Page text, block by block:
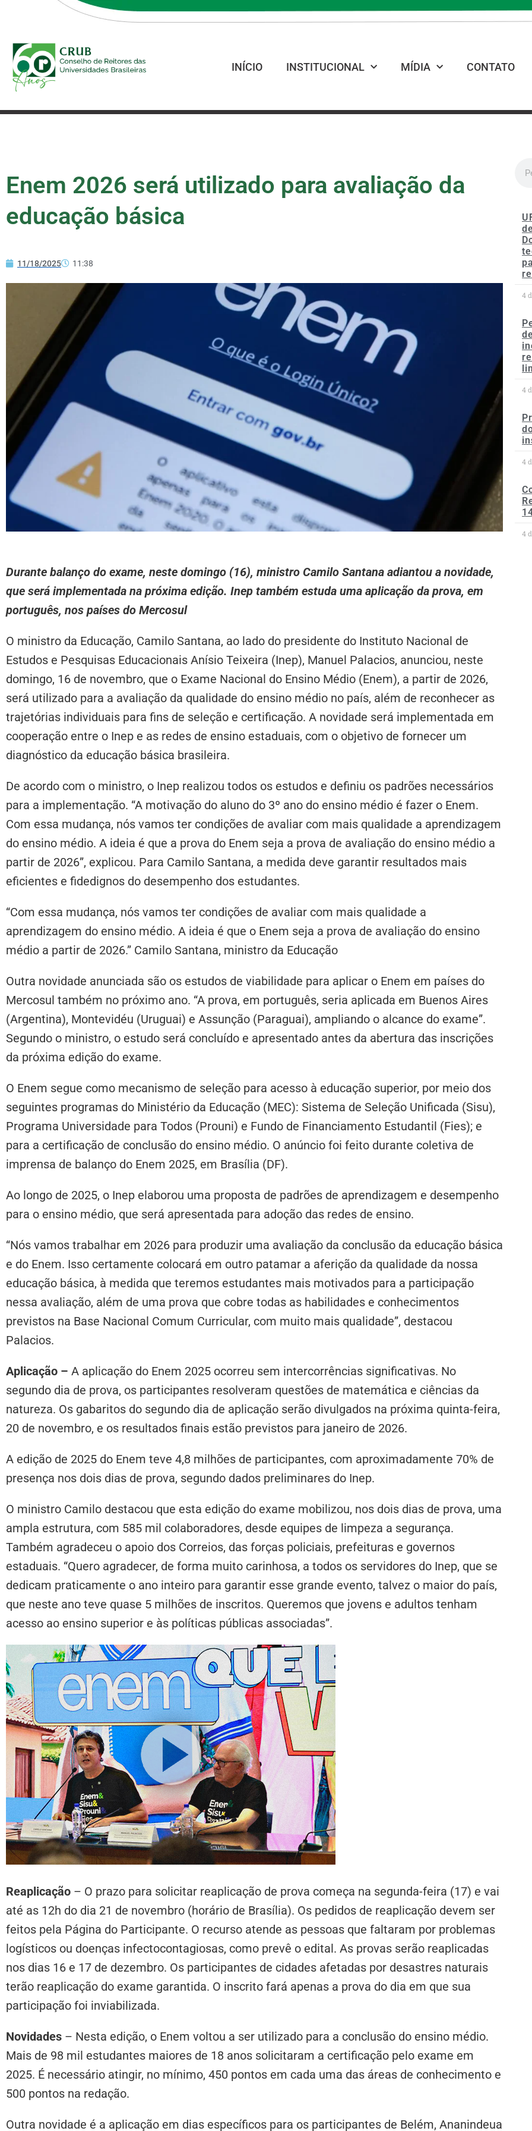
INÍCIO INSTITUCIONAL MÍDIA CONTATO
Enem 2026 será utilizado para avaliação da
educação básica
11/18/2025 11:38
Durante balanço do exame, neste domingo (16), ministro Camilo Santana adiantou a novidade,
que será implementada na próxima edição. Inep também estuda uma aplicação da prova, em
português, nos países do Mercosul
O ministro da Educação, Camilo Santana, ao lado do presidente do Instituto Nacional de
Estudos e Pesquisas Educacionais Anísio Teixeira (Inep), Manuel Palacios, anunciou, neste
domingo, 16 de novembro, que o Exame Nacional do Ensino Médio (Enem), a partir de 2026,
será utilizado para a avaliação da qualidade do ensino médio no país, além de reconhecer as
trajetórias individuais para fins de seleção e certificação. A novidade será implementada em
cooperação entre o Inep e as redes de ensino estaduais, com o objetivo de fornecer um
diagnóstico da educação básica brasileira.
De acordo com o ministro, o Inep realizou todos os estudos e definiu os padrões necessários
para a implementação. “A motivação do aluno do 3º ano do ensino médio é fazer o Enem.
Com essa mudança, nós vamos ter condições de avaliar com mais qualidade a aprendizagem
do ensino médio. A ideia é que a prova do Enem seja a prova de avaliação do ensino médio a
partir de 2026”, explicou. Para Camilo Santana, a medida deve garantir resultados mais
eficientes e fidedignos do desempenho dos estudantes.
“Com essa mudança, nós vamos ter condições de avaliar com mais qualidade a
aprendizagem do ensino médio. A ideia é que o Enem seja a prova de avaliação do ensino
médio a partir de 2026.” Camilo Santana, ministro da Educação
Outra novidade anunciada são os estudos de viabilidade para aplicar o Enem em países do
Mercosul também no próximo ano. “A prova, em português, seria aplicada em Buenos Aires
(Argentina), Montevidéu (Uruguai) e Assunção (Paraguai), ampliando o alcance do exame”.
Segundo o ministro, o estudo será concluído e apresentado antes da abertura das inscrições
da próxima edição do exame.
O Enem segue como mecanismo de seleção para acesso à educação superior, por meio dos
seguintes programas do Ministério da Educação (MEC): Sistema de Seleção Unificada (Sisu),
Programa Universidade para Todos (Prouni) e Fundo de Financiamento Estudantil (Fies); e
para a certificação de conclusão do ensino médio. O anúncio foi feito durante coletiva de
imprensa de balanço do Enem 2025, em Brasília (DF).
Ao longo de 2025, o Inep elaborou uma proposta de padrões de aprendizagem e desempenho
para o ensino médio, que será apresentada para adoção das redes de ensino.
“Nós vamos trabalhar em 2026 para produzir uma avaliação da conclusão da educação básica
e do Enem. Isso certamente colocará em outro patamar a aferição da qualidade da nossa
educação básica, à medida que teremos estudantes mais motivados para a participação
nessa avaliação, além de uma prova que cobre todas as habilidades e conhecimentos
previstos na Base Nacional Comum Curricular, com muito mais qualidade”, destacou
Palacios.
Aplicação – A aplicação do Enem 2025 ocorreu sem intercorrências significativas. No
segundo dia de prova, os participantes resolveram questões de matemática e ciências da
natureza. Os gabaritos do segundo dia de aplicação serão divulgados na próxima quinta-feira,
20 de novembro, e os resultados finais estão previstos para janeiro de 2026.
A edição de 2025 do Enem teve 4,8 milhões de participantes, com aproximadamente 70% de
presença nos dois dias de prova, segundo dados preliminares do Inep.
O ministro Camilo destacou que esta edição do exame mobilizou, nos dois dias de prova, uma
ampla estrutura, com 585 mil colaboradores, desde equipes de limpeza a segurança.
Também agradeceu o apoio dos Correios, das forças policiais, prefeituras e governos
estaduais. “Quero agradecer, de forma muito carinhosa, a todos os servidores do Inep, que se
dedicam praticamente o ano inteiro para garantir esse grande evento, talvez o maior do país,
que neste ano teve quase 5 milhões de inscritos. Queremos que jovens e adultos tenham
acesso ao ensino superior e às políticas públicas associadas”.
Reaplicação – O prazo para solicitar reaplicação de prova começa na segunda-feira (17) e vai
até as 12h do dia 21 de novembro (horário de Brasília). Os pedidos de reaplicação devem ser
feitos pela Página do Participante. O recurso atende as pessoas que faltaram por problemas
logísticos ou doenças infectocontagiosas, como prevê o edital. As provas serão reaplicadas
nos dias 16 e 17 de dezembro. Os participantes de cidades afetadas por desastres naturais
terão reaplicação do exame garantida. O inscrito fará apenas a prova do dia em que sua
participação foi inviabilizada.
Novidades – Nesta edição, o Enem voltou a ser utilizado para a conclusão do ensino médio.
Mais de 98 mil estudantes maiores de 18 anos solicitaram a certificação pelo exame em
2025. É necessário atingir, no mínimo, 450 pontos em cada uma das áreas de conhecimento e
500 pontos na redação.
Outra novidade é a aplicação em dias específicos para os participantes de Belém, Ananindeua
4
4
4
4